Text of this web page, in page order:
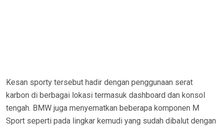
Kesan sporty tersebut hadir dengan penggunaan serat
karbon di berbagai lokasi termasuk dashboard dan konsol
tengah. BMW juga menyematkan beberapa komponen M
Sport seperti pada lingkar kemudi yang sudah dibalut dengan